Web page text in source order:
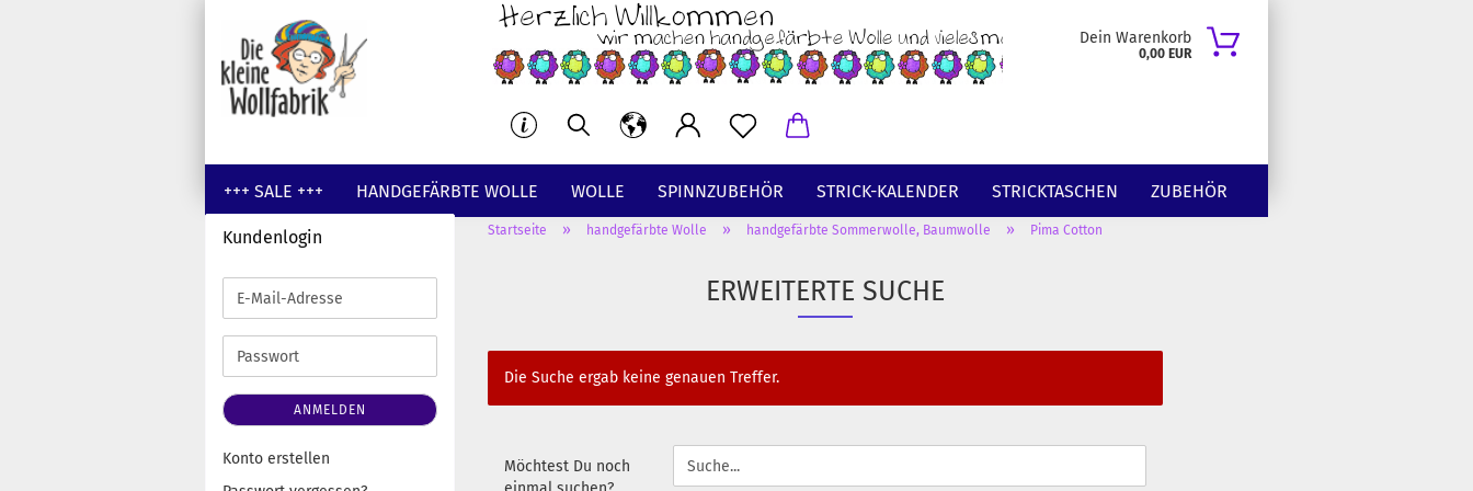
Dein Warenkorb
0,00 EUR
+++ SALE +++ HANDGEFÄRBTE WOLLE WOLLE SPINNZUBEHÖR STRICK-KALENDER STRICKTASCHEN ZUBEHÖR
GUTSCHEINE
Startseite » handgefärbte Wolle » handgefärbte Sommerwolle, Baumwolle » Pima Cotton
ERWEITERTE SUCHE
Die Suche ergab keine genauen Treffer.
DU
Möchtest Du noch
Kundenlogin
E-
Mail-
Adresse
Passwort
ANMELDEN
Konto erstellen